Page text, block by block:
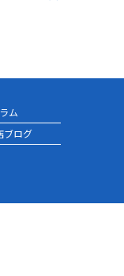
ム
ブログ